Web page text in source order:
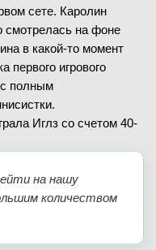
сете. Каролин
смотрелась на фоне
в какой-то момент
первого игрового
с полным
Иглз со счетом 40-
на нашу
количеством